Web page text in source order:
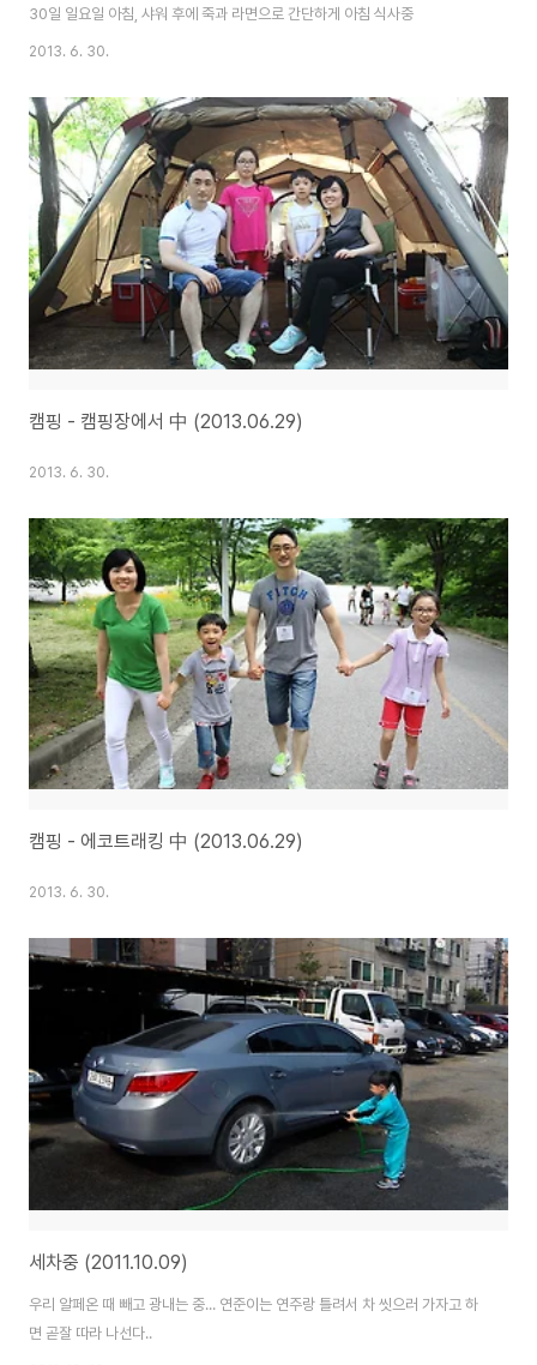
30일 일요일 아침, 샤워 후에 죽과 라면으로 간단하게 아침 식사중
2013. 6. 30.
캠핑 - 캠핑장에서 中 (2013.06.29)
2013. 6. 30.
캠핑 - 에코트래킹 中 (2013.06.29)
2013. 6. 30.
세차중 (2011.10.09)
우리 알페온 때 빼고 광내는 중... 연준이는 연주랑 틀려서 차 씻으러 가자고 하
면 곧잘 따라 나선다..